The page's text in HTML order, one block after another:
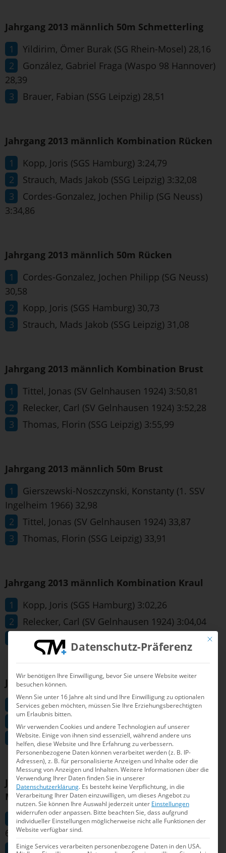
Jahrgang 2013 männlich 50m Schmetterling
Yildirim, Ömer Burak (SG Rhein-Mosel) 28,16
González, Gabriel Fraga (Waspo 98 Hannover)
28,39
Brauer, Fabian (SSG Leipzig) 28,51
Jahrgang 2013 männlich Kombination Rücken
Kopp, Joris (SGS Hamburg) 3:24,79
Strauch, Mads Jakob (SSG Leipzig) 3:32,08
Cordes-Gonzalez, Jochen Philip (SG Neuss)
3:34,86
Jahrgang 2013 männlich 50m Rücken
Cordes-Gonzalez, Jochen Philipp (SG Neuss)
30,58
Kopp, Joris (SGS Hamburg) 30,73
Strauch, Mads Jakob (SSG Leipzig) 31,08
Jahrgang 2013 männlich Kombination Brust
Tittel, Jonas (SV Gelnhausen 1924) 3:50,81
Relecker, Carl (SV Gelnhausen 1924) 3:52,28
Thomas, Florin (SSG Leipzig) 3:55,99
Jahrgang 2013 männlich 50m Brust
Gierszewski-Noszczynski, Konstanty (1. SSV
Ingelheim 1966) 32,98
Tittel, Jonas (SV Gelnhausen 1924) 33,87
Thomas, Florin (SSG Leipzig) 33,91
Jahrgang 2013 männlich Kombination Kraul
Kopp, Joris (SGS Hamburg) 3:02,26
Relecker, Carl (SV Gelnhausen 1924) 3:04,04
Vos, Malon (Hamburger SC) 3:05,82
Jahrgang 2013 männlich 50m Kraul
Kopp, Joris (SGS Hamburg) 26,73
Vos, Malon (Hamburger SC) 26,75
Koepnick, Nicolas (1. FCN Schwimmen) 26,78
Jahrgang 2013 männlich Kombination
Mittelstrecken
Goebel, Ferdinand (SC Chemnitz von 1892)
6:43,53
Holz, Lukas (SG Frankfurt) 6:49,10
Mit
Datenschutz-Präferenz
Wir benötigen Ihre Einwilligung, bevor Sie unsere Website weiter
besuchen können.
Wenn Sie unter 16 Jahre alt sind und Ihre Einwilligung zu optionalen
Services geben möchten, müssen Sie Ihre Erziehungsberechtigten
um Erlaubnis bitten.
Wir verwenden Cookies und andere Technologien auf unserer
Website. Einige von ihnen sind essenziell, während andere uns
helfen, diese Website und Ihre Erfahrung zu verbessern.
Personenbezogene Daten können verarbeitet werden (z. B. IP-
Adressen), z. B. für personalisierte Anzeigen und Inhalte oder die
Messung von Anzeigen und Inhalten.Weitere Informationen über die
Verwendung Ihrer Daten finden Sie in unserer
Datenschutzerklärung. Es besteht keine Verpflichtung, in die
Verarbeitung Ihrer Daten einzuwilligen, um dieses Angebot zu
nutzen.Sie können Ihre Auswahl jederzeit unter Einstellungen
widerrufen oder anpassen. Bitte beachten Sie, dass aufgrund
individueller Einstellungen möglicherweise nicht alle Funktionen der
Website verfügbar sind.
Einige Services verarbeiten personenbezogene Daten in den USA.